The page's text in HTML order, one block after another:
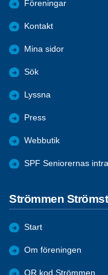
Föreningar
Kontakt
Mina sidor
Sök
Lyssna
Press
Webbutik
SPF Seniorernas
Strömmen
Start
Om föreningen
QR kod Strömmen